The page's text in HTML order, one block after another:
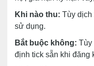
Khi nào thu: Tùy
sử dụng.
Bắt buộc không: Tùy
định tick sẵn khi đăng